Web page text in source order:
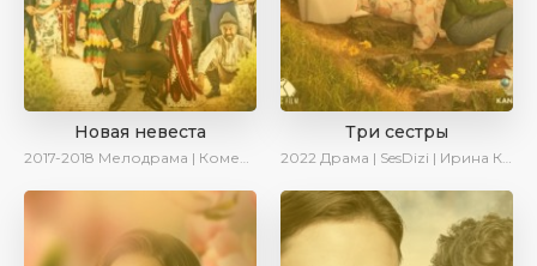
Новая невеста
2017-2018 Мелодрама | Комедия | SesDizi
Три сестры
2022 Драма | SesDizi | Ирина Котова | AveTurk